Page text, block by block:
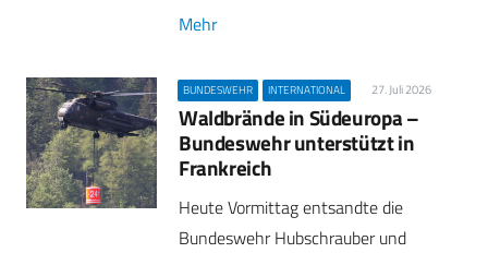
Mehr
BUNDESWEHR INTERNATIONAL 27. Juli 2026
Waldbrände in Südeuropa –
Bundeswehr unterstützt in
Frankreich
Heute Vormittag entsandte die
Bundeswehr Hubschrauber und